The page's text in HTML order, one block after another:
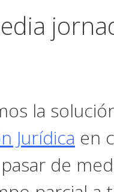
la
Jurídica en
de